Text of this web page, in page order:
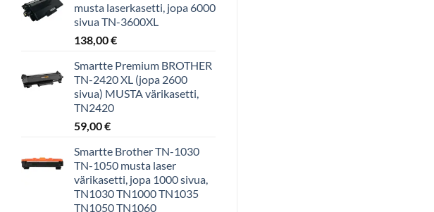
musta laserkasetti, jopa 6000
sivua TN-3600XL
138,00€
Smartte Premium BROTHER
TN-2420 XL (jopa 2600
sivua) MUSTA värikasetti,
TN2420
59,00€
Smartte Brother TN-1030
TN-1050 musta laser
värikasetti, jopa 1000 sivua,
TN1030 TN1000 TN1035
TN1050 TN1060